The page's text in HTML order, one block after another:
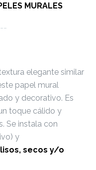
MURALES
elegante similar
papel mural
y decorativo. Es
toque cálido y
Se instala con
y
secos y/o